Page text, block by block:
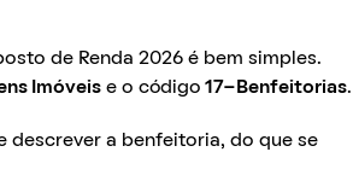
de Renda 2026 é bem simples.
Imóveis e o código 17-Benfeitorias.
descrever a benfeitoria, do que se